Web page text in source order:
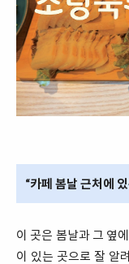
“카페 봄날 근처에
이 곳은 봄날과 그 옆
이 있는 곳으로 잘 알